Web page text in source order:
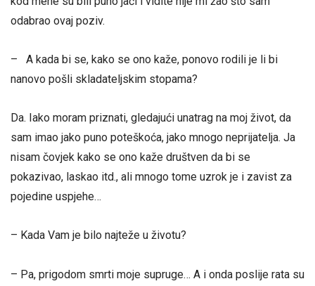
odabrao ovaj poziv.
– A kada bi se, kako se ono kaže, ponovo rodili je li bi
nanovo pošli skladateljskim stopama?
Da. Iako moram priznati, gledajući unatrag na moj život, da
sam imao jako puno poteškoća, jako mnogo neprijatelja. Ja
nisam čovjek kako se ono kaže društven da bi se
pokazivao, laskao itd., ali mnogo tome uzrok je i zavist za
pojedine uspjehe…
– Kada Vam je bilo najteže u životu?
– Pa, prigodom smrti moje supruge… A i onda poslije rata su